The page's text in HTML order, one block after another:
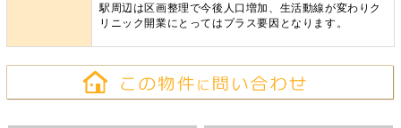
駅周辺は区画整理で今後人口増加、生活動線が変わりク
リニック開業にとってはプラス要因となります。